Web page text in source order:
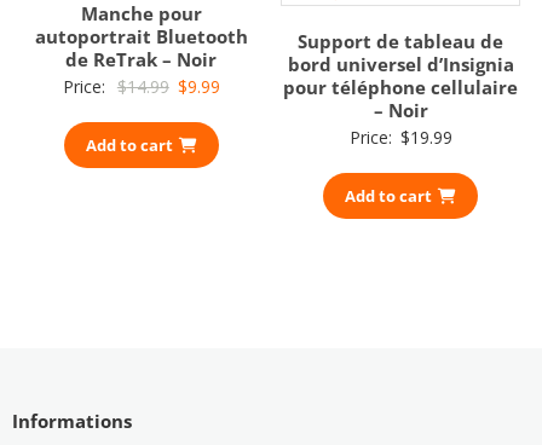
Manche pour
autoportrait Bluetooth
de ReTrak – Noir
Price: $14.99 Original
was:
$9.99Current
is:
Add to cart
Support de tableau de
bord universel d’Insignia
pour téléphone cellulaire
– Noir
Price: $19.99
Add to cart
Informations